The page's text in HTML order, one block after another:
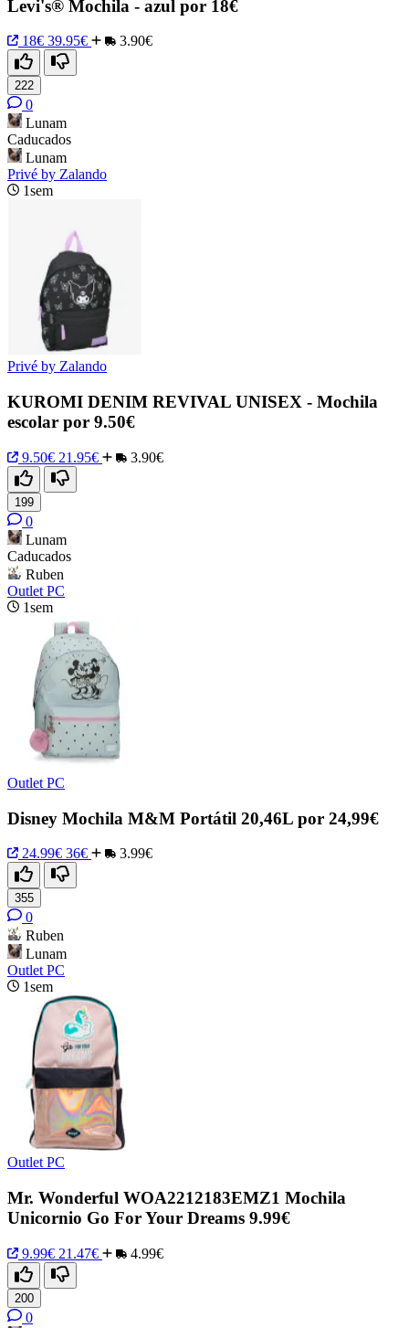
Levi's® Mochila - azul por 18€
18€ 39.95€ 3.90€
222
0
Lunam
Caducados
Lunam
Privé by Zalando
1sem
Privé by Zalando
KUROMI DENIM REVIVAL UNISEX - Mochila
escolar por 9.50€
9.50€ 21.95€ 3.90€
199
0
Lunam
Caducados
Ruben
Outlet PC
1sem
Outlet PC
Disney Mochila M&M Portátil 20,46L por 24,99€
24.99€ 36€ 3.99€
355
0
Ruben
Lunam
Outlet PC
1sem
Outlet PC
Mr. Wonderful WOA2212183EMZ1 Mochila
Unicornio Go For Your Dreams 9.99€
9.99€ 21.47€ 4.99€
200
0